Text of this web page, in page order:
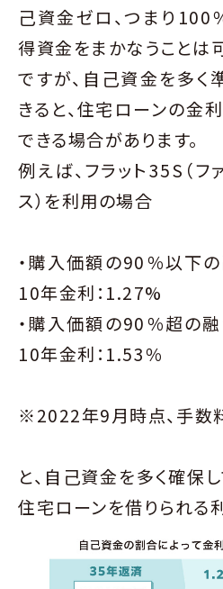
己資金ゼロ、つまり
得資金をまかなうことは
ですが、自己資金を多く
きると、住宅ローンの金
できる場合があります。
例えば、フラット35S（
ス）を利用の場合
・購入価額の90％以下の
10年金利：1.27%
・購入価額の90％超の
10年金利：1.53％
※2022年9月時点、手数
と、自己資金を多く確保
住宅ローンを借りられる